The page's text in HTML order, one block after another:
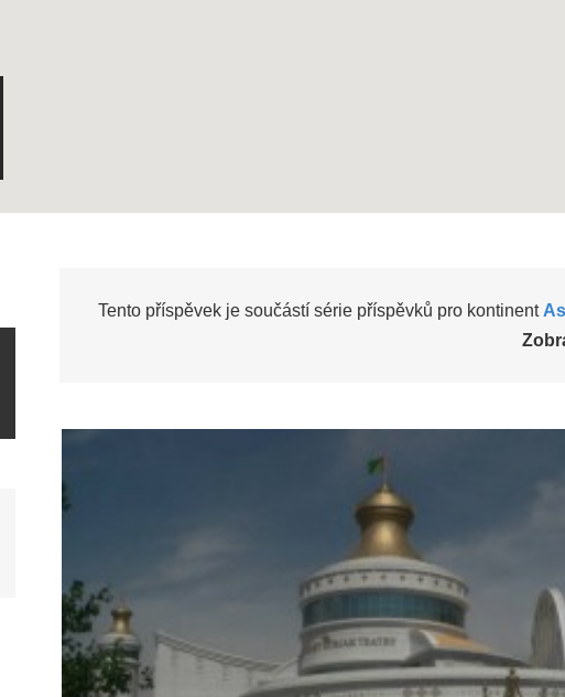
Tento příspěvek je součástí série příspěvků pro kontinent